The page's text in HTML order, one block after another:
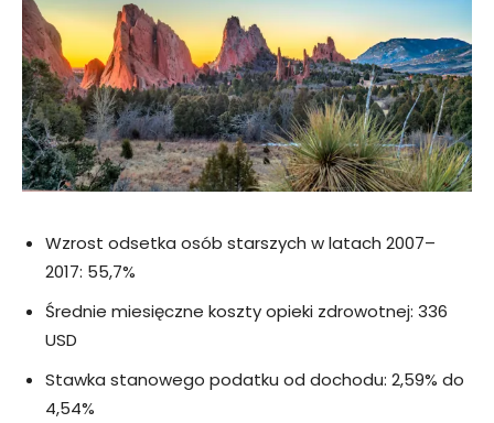
Wzrost odsetka osób starszych w latach 2007–
2017: 55,7%
Średnie miesięczne koszty opieki zdrowotnej: 336
USD
Stawka stanowego podatku od dochodu: 2,59% do
4,54%